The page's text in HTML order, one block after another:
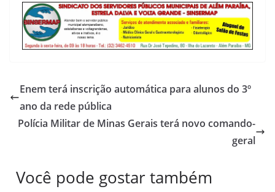
Enem terá inscrição automática para alunos do 3º
ano da rede pública
Polícia Militar de Minas Gerais terá novo comando-
geral
Você pode gostar também